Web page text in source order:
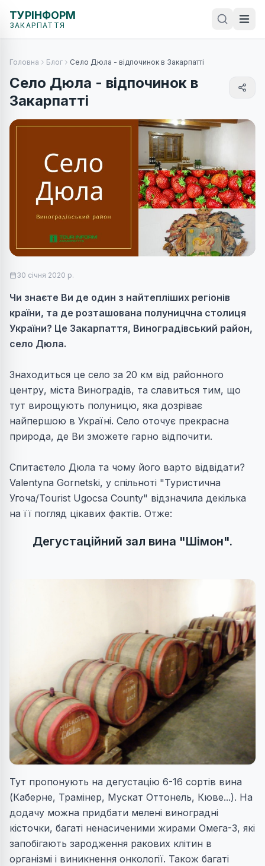
ТУРІНФОРМ
ЗАКАРПАТТЯ
Головна Блог Село Дюла - відпочинок в Закарпатті
Село Дюла - відпочинок в
Закарпатті
30 січня 2020 р.
Чи знаєте Ви де один з найтепліших регіонів
країни, та де розташована полуницчна столиця
України? Це Закарпаття, Виноградівський район,
село Дюла.
Знаходиться це село за 20 км від районного
центру, міста Виноградів, та славиться тим, що
тут вирощують полуницю, яка дозріває
найпершою в Україні. Село оточує прекрасна
природа, де Ви зможете гарно відпочити.
Спитаєтело Дюла та чому його варто відвідати?
Valentyna Gornetski, у спільноті "Туристична
Угоча/Tourist Ugocsa County" відзначила декілька
на її погляд цікавих фактів. Отже:
Дегустаційний зал вина "Шімон".
Тут пропонують на дегустацію 6-16 сортів вина
(Каберне, Трамінер, Мускат Оттонель, Кюве...). На
додачу можна придбати мелені виноградні
кісточки, багаті ненасиченими жирами Омега-3, які
запобігають зародження ракових клітин в
організмі і виникнення онкології. Також багаті